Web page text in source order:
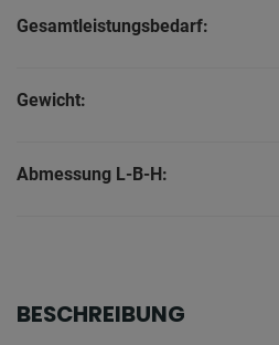
Gesamtleistungsbedarf:
Gewicht:
Abmessung L-B-H:
BESCHREIBUNG